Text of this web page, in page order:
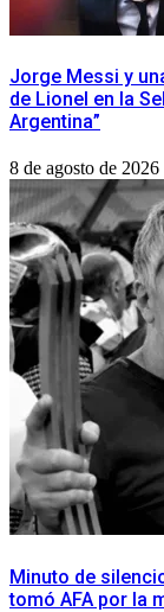
Jorge Messi y
de Lionel en la
Argentina”
8 de agosto de 2026
Minuto de
tomó AFA por la